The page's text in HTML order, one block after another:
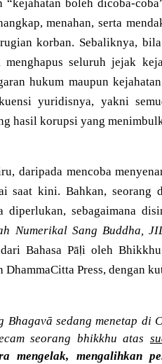
“kejahatan boleh dicoba-
menahan, serta
korban. Sebaliknya,
menghapus seluruh jejak
hukum maupun
yuridisnya, yakni
hasil korupsi yang
daripada mencoba
saat kini. Bahkan,
diperlukan, sebagaimana
Numerikal Sang Buddha,
Bahasa Pāḷi oleh Bhikkhu
Press, dengan
Bhagavā sedang menetap
seorang bhikkhu atas
mengelak, mengalihkan